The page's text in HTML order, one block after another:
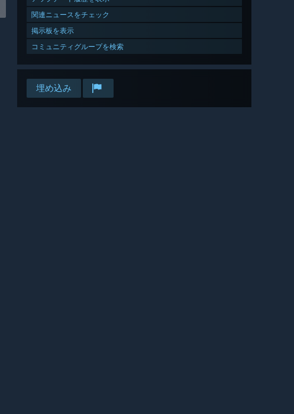
関連ニュースをチェック
掲示板を表示
コミュニティグループを検索
埋め込み